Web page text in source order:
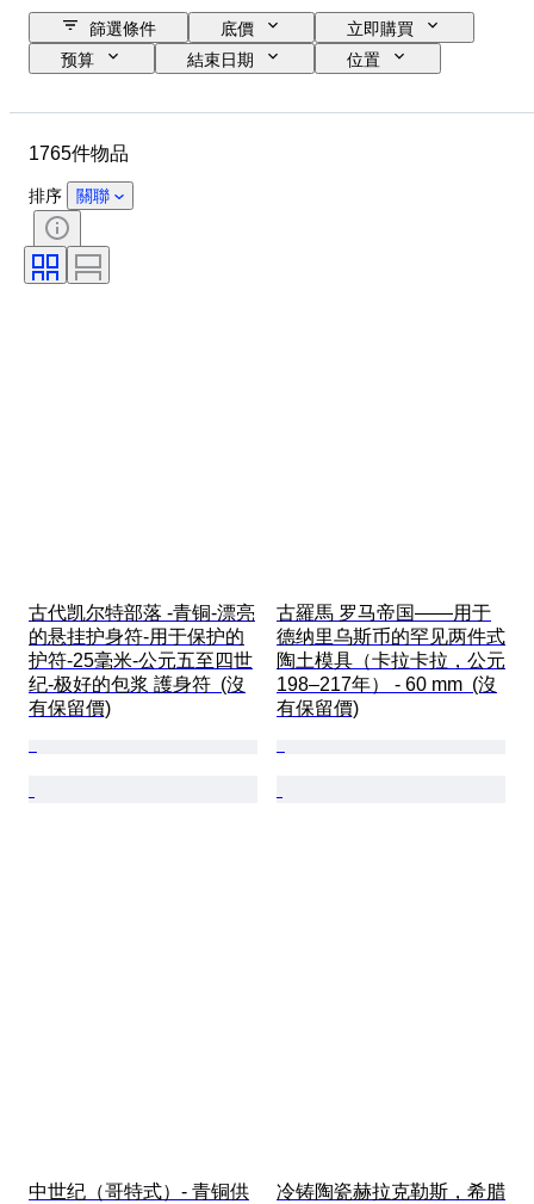
篩選條件 底價
立即購買
预算
結束日期
位置
狀態
證明
簽名
切割
文化
1765件物品
排序 關聯
古代凯尔特部落 -青铜-漂亮
的悬挂护身符-用于保护的
护符-25毫米-公元五至四世
纪-极好的包浆 護身符  (沒
有保留價)
古羅馬 罗马帝国——用于
德纳里乌斯币的罕见两件式
陶土模具（卡拉卡拉，公元
198–217年） - 60 mm  (沒
有保留價)
中世纪（哥特式）- 青铜供
冷铸陶瓷赫拉克勒斯，希腊